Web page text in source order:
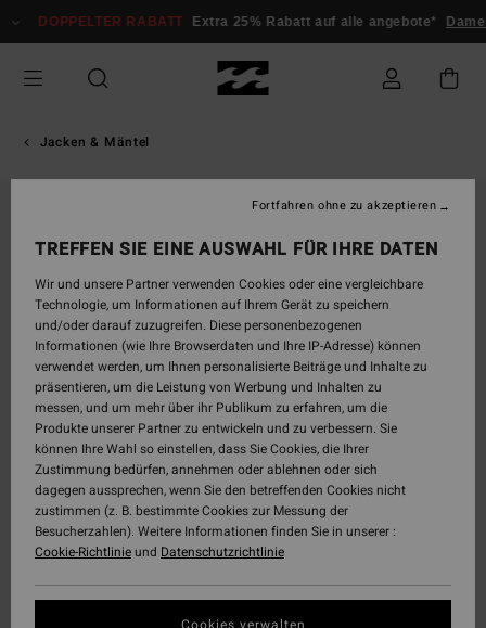
zur
springen
DOPPELTER RABATT Extra 25% Rabatt auf alle angebote* Damen
Jacken & Mäntel
TREFFEN SIE EINE AUSWAHL FÜR IHRE DATEN
Wir und unsere Partner verwenden Cookies oder eine vergleichbare
Technologie, um Informationen auf Ihrem Gerät zu speichern
und/oder darauf zuzugreifen. Diese personenbezogenen
Informationen (wie Ihre Browserdaten und Ihre IP-Adresse) können
verwendet werden, um Ihnen personalisierte Beiträge und Inhalte zu
präsentieren, um die Leistung von Werbung und Inhalten zu
messen, und um mehr über ihr Publikum zu erfahren, um die
Produkte unserer Partner zu entwickeln und zu verbessern. Sie
können Ihre Wahl so einstellen, dass Sie Cookies, die Ihrer
Zustimmung bedürfen, annehmen oder ablehnen oder sich
dagegen aussprechen, wenn Sie den betreffenden Cookies nicht
zustimmen (z. B. bestimmte Cookies zur Messung der
Besucherzahlen). Weitere Informationen finden Sie in unserer :
Cookie-Richtlinieund Datenschutzrichtlinie
Fortfahren ohne zu akzeptieren